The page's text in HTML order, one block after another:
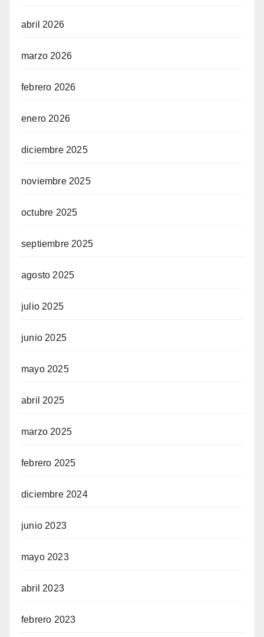
abril 2026
marzo 2026
febrero 2026
enero 2026
diciembre 2025
noviembre 2025
octubre 2025
septiembre 2025
agosto 2025
julio 2025
junio 2025
mayo 2025
abril 2025
marzo 2025
febrero 2025
diciembre 2024
junio 2023
mayo 2023
abril 2023
febrero 2023